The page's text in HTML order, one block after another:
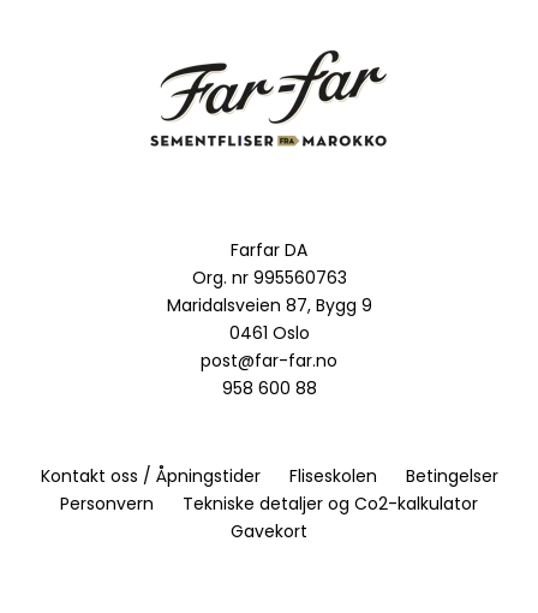
Farfar DA
Org. nr 995560763
Maridalsveien 87, Bygg 9
0461 Oslo
post@far-far.no
958 600 88
Kontakt oss / Åpningstider Fliseskolen
Betingelser
Personvern
Tekniske detaljer og Co2-kalkulator
Gavekort